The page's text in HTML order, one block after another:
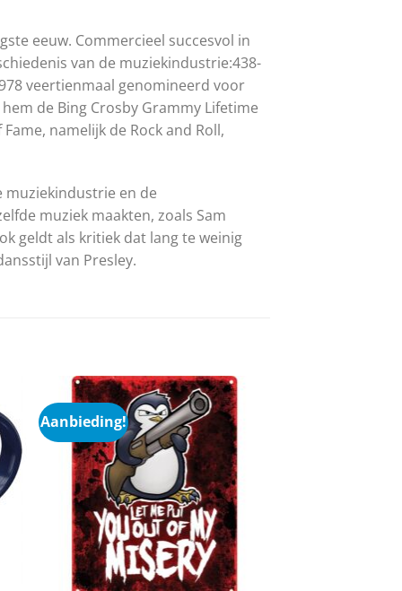
eeuw. Commercieel succesvol in
van de muziekindustrie:438-
veertienmaal genomineerd voor
de Bing Crosby Grammy Lifetime
namelijk de Rock and Roll,
muziekindustrie en de
muziek maakten, zoals Sam
geldt als kritiek dat lang te weinig
van Presley.
Aanbieding!